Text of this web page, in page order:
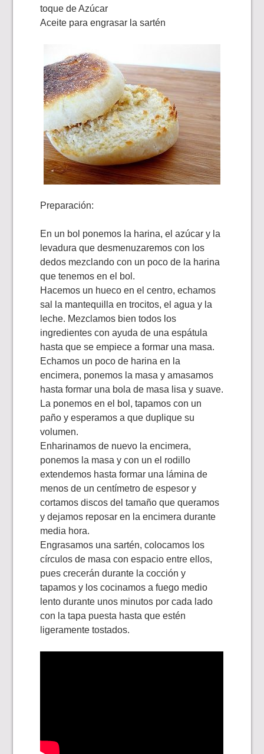
toque de Azúcar
Aceite para engrasar la sartén
Preparación:
En un bol ponemos la harina, el azúcar y la
levadura que desmenuzaremos con los
dedos mezclando con un poco de la harina
que tenemos en el bol.
Hacemos un hueco en el centro, echamos
sal la mantequilla en trocitos, el agua y la
leche. Mezclamos bien todos los
ingredientes con ayuda de una espátula
hasta que se empiece a formar una masa.
Echamos un poco de harina en la
encimera, ponemos la masa y amasamos
hasta formar una bola de masa lisa y suave.
La ponemos en el bol, tapamos con un
paño y esperamos a que duplique su
volumen.
Enharinamos de nuevo la encimera,
ponemos la masa y con un el rodillo
extendemos hasta formar una lámina de
menos de un centímetro de espesor y
cortamos discos del tamaño que queramos
y dejamos reposar en la encimera durante
media hora.
Engrasamos una sartén, colocamos los
círculos de masa con espacio entre ellos,
pues crecerán durante la cocción y
tapamos y los cocinamos a fuego medio
lento durante unos minutos por cada lado
con la tapa puesta hasta que estén
ligeramente tostados.